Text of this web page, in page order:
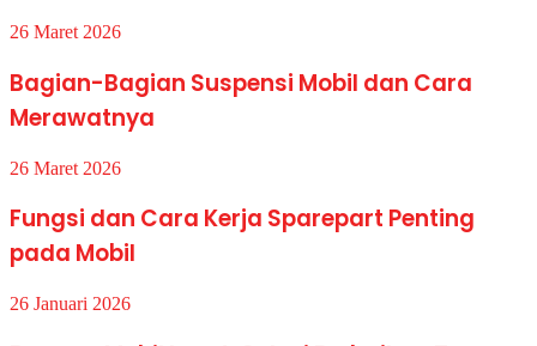
26 Maret 2026
Bagian-Bagian Suspensi Mobil dan Cara
Merawatnya
26 Maret 2026
Fungsi dan Cara Kerja Sparepart Penting
pada Mobil
26 Januari 2026